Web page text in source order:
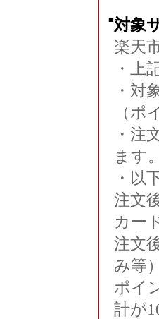
■対象
楽天
・上
・対
（ポ
・注
ます。
・以
注文
カー
注文
み等
ポイ
計が